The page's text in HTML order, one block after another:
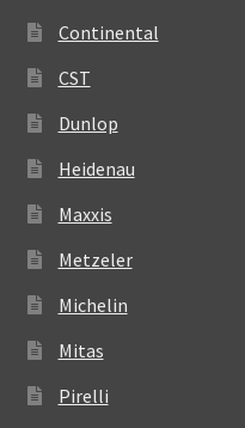
Continental
CST
Dunlop
Heidenau
Maxxis
Metzeler
Michelin
Mitas
Pirelli